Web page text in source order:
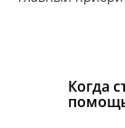
Когда